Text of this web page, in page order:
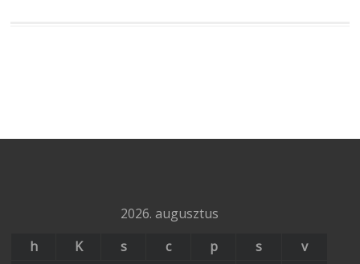
2026. augusztus
h
K s c p s
v